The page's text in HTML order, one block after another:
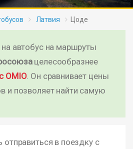
Латвия Цоде
автобус на маршруты
целесообразнее
OMIO. Он сравнивает цены
и позволяет найти самую
отправиться в поездку с